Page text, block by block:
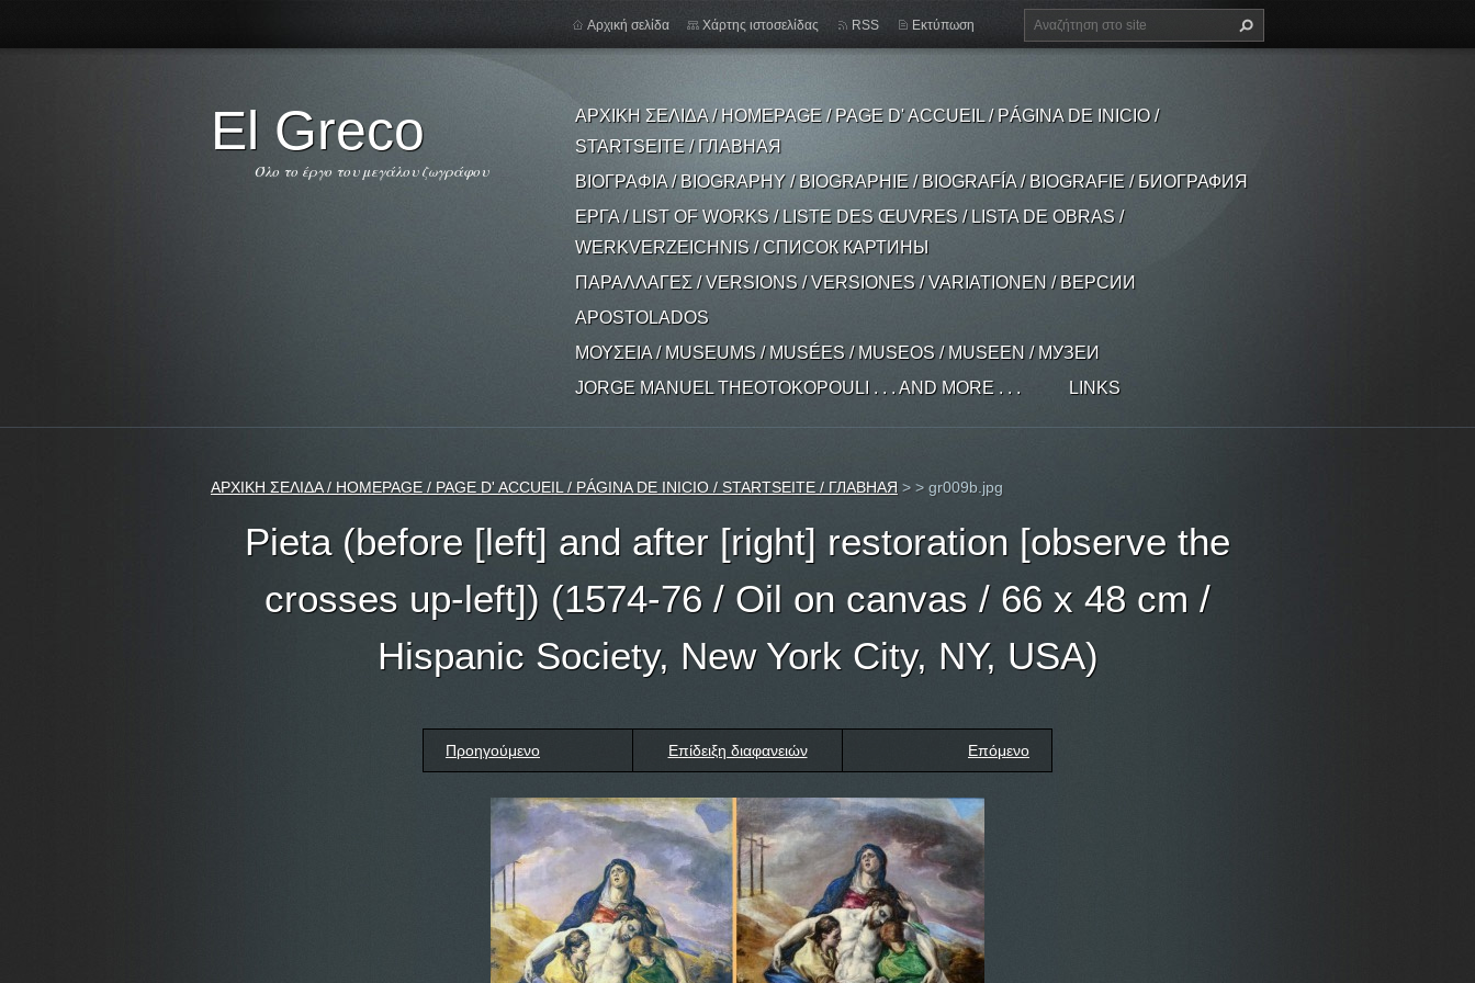
El Greco
Όλο το έργο του μεγάλου ζωγράφου
ΑΡΧΙΚΗ ΣΕΛΙΔΑ / HOMEPAGE / PAGE D' ACCUEIL / PÁGINA DE INICIO /
STARTSEITE / ГЛАВНАЯ
ΒΙΟΓΡΑΦΙΑ / BIOGRAPHY / BIOGRAPHIE / BIOGRAFÍA / BIOGRAFIE / БИОГРАФИЯ
ΕΡΓΑ / LIST OF WORKS / LISTE DES ŒUVRES / LISTA DE OBRAS /
WERKVERZEICHNIS / СПИСОК КАРТИНЫ
ΠΑΡΑΛΛΑΓΕΣ / VERSIONS / VERSIONES / VARIATIONEN / ВЕРСИИ
APOSTOLADOS
ΜΟΥΣΕΙΑ / MUSEUMS / MUSÉES / MUSEOS / MUSEEN / МУЗЕИ
JORGE MANUEL THEOTOKOPOULI . . . AND MORE . . .
LINKS
Αρχική σελίδα Χάρτης ιστοσελίδας RSS Εκτύπωση
ΑΡΧΙΚΗ ΣΕΛΙΔΑ / HOMEPAGE / PAGE D' ACCUEIL / PÁGINA DE INICIO / STARTSEITE / ГЛАВНАЯ > > gr009b.jpg
Pieta (before [left] and after [right] restoration [observe the
crosses up-left]) (1574-76 / Oil on canvas / 66 x 48 cm /
Hispanic Society, New York City, NY, USA)
Προηγούμενο Επίδειξη διαφανειών Επόμενο